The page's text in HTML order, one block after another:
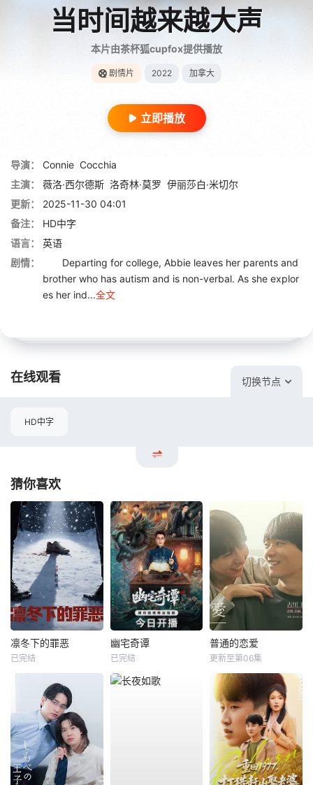
当时间越来越大声
本片由茶杯狐cupfox提供播放
剧情片 2022 加拿大
立即播放
导演： Connie Cocchia
主演：
薇洛·西尔德斯 洛奇林·莫罗 伊丽莎白·米切尔
更新：
2025-11-30 04:01
备注：
HD中字
语言：
英语
剧情：
Departing for college, Abbie leaves her parents and
brother who has autism and is non-verbal. As she explor
es her ind...全文
在线观看 切换节点
HD中字
猜你喜欢
凛冬下的罪恶
已完结
幽宅奇谭
已完结
普通的恋爱
更新至第06集